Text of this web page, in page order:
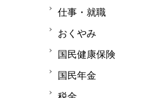
仕事・就職
おくやみ
国民健康保険
国民年金